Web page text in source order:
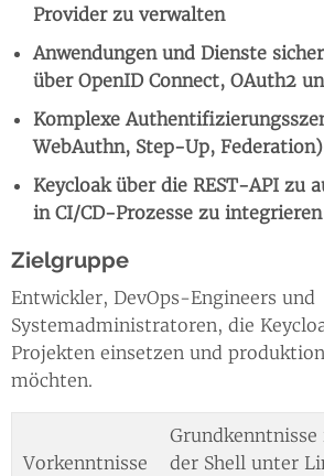
Provider zu verwalten
Anwendungen und Dienste
über OpenID Connect, OAuth2
Komplexe
WebAuthn, Step-Up,
Keycloak über die REST-API zu
in CI/CD-Prozesse zu integrieren
Zielgruppe
Entwickler, DevOps-Engineers und
Systemadministratoren, die
Projekten einsetzen und
möchten.
Vorkenntnisse
der Shell unter